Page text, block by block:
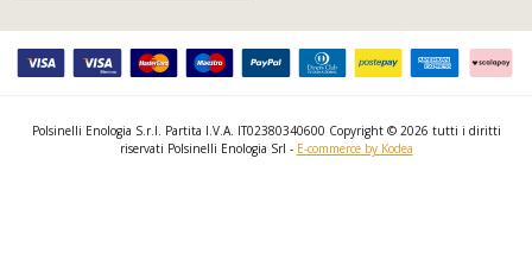
Polsinelli Enologia S.r.l. Partita I.V.A. IT02380340600 Copyright © 2026 tutti i diritti
riservati Polsinelli Enologia Srl - E-commerce by Kodea